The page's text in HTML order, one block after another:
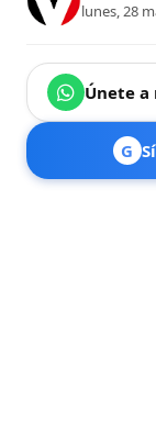
lunes, 28
Únete a
G